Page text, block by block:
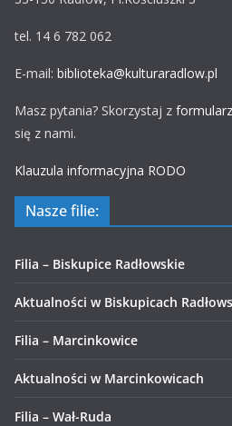
tel. 14 6 782 062
E-mail: biblioteka@kulturaradlow.pl
Masz pytania? Skorzystaj z
się z nami.
Klauzula informacyjna RODO
Nasze filie:
Filia – Biskupice Radłowskie
Aktualności w Biskupicach
Filia – Marcinkowice
Aktualności w Marcinkowicach
Filia – Wał-Ruda